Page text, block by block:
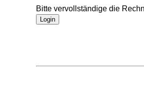
Bitte vervollständige die